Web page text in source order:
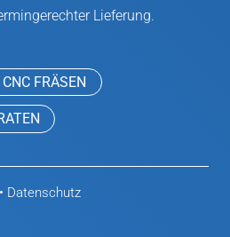
Lieferung.
CNC FRÄSEN
• Datenschutz